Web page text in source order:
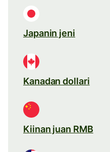
Japanin jeni
Kanadan dollari
Kiinan juan RMB